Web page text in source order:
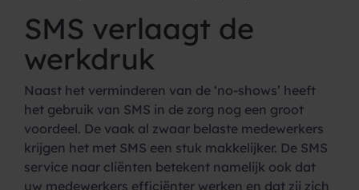
SMS verlaagt de
werkdruk
Naast het verminderen van de ‘no-shows’ heeft
het gebruik van SMS in de zorg nog een groot
voordeel. De vaak al zwaar belaste medewerkers
krijgen het met SMS een stuk makkelijker. De SMS
service naar cliënten betekent namelijk ook dat
uw medewerkers efficiënter werken en dat zij zich